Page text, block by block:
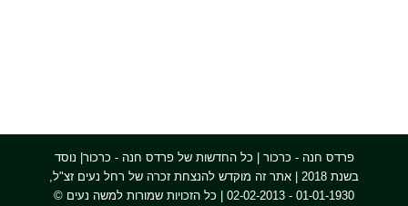
פרדס חנה - כרכור | כל החדשות של פרדס חנה - כרכור| נוסד
בשנת 2018 | אתר זה מוקדש להנצחת זכרה של רחל נעים זצ"ל,
01-01-1930 - 02-02-2013 | כל הזכויות שמורות למשה נעים ©